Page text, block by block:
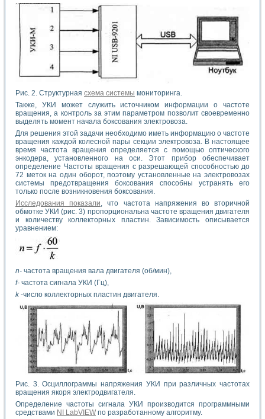
Рис. 2. Структурная схема системы мониторинга.
Также, УКИ может служить источником информации о частоте
вращения, а контроль за этим параметром позволит своевременно
выделять момент начала боксования электровоза.
Для решения этой задачи необходимо иметь информацию о частоте
вращения каждой колесной пары секции электровоза. В настоящее
время частота вращения определяется с помощью оптического
энкодера, установленного на оси. Этот прибор обеспечивает
определение Частоты вращения с разрешающей способностью до
72 меток на один оборот, поэтому установленные на электровозах
системы предотвращения боксования способны устранять его
только после возникновения боксования.
Исследования показали, что частота напряжения во вторичной
обмотке УКИ (рис. 3) пропорциональна частоте вращения двигателя
и количеству коллекторных пластин. Зависимость описывается
уравнением:
n- частота вращения вала двигателя (об/мин),
f- частота сигнала УКИ (Гц),
k-число коллекторных пластин двигателя.
Рис. 3. Осциллограммы напряжения УКИ при различных частотах
вращения якоря электродвигателя.
Определение частоты сигнала УКИ производится программными
средствами NI LabVIEW по разработанному алгоритму.